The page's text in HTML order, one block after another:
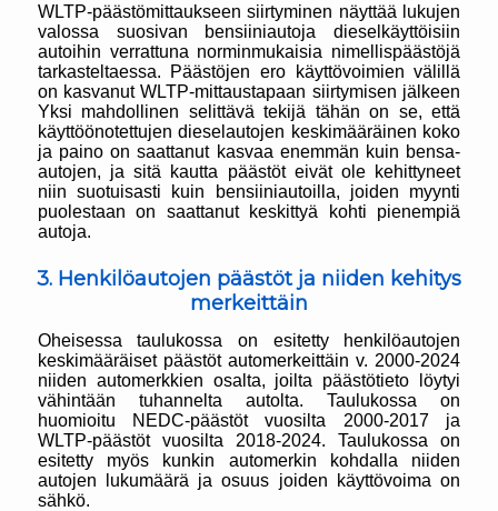
WLTP-päästömittaukseen siirtyminen näyttää lukujen
valossa suosivan bensiiniautoja dieselkäyttöisiin
autoihin verrattuna norminmukaisia nimellispäästöjä
tarkasteltaessa. Päästöjen ero käyttövoimien välillä
on kasvanut WLTP-mittaustapaan siirtymisen jälkeen
Yksi mahdollinen selittävä tekijä tähän on se, että
käyttöönotettujen dieselautojen keskimääräinen koko
ja paino on saattanut kasvaa enemmän kuin bensa-
autojen, ja sitä kautta päästöt eivät ole kehittyneet
niin suotuisasti kuin bensiiniautoilla, joiden myynti
puolestaan on saattanut keskittyä kohti pienempiä
autoja.
3. Henkilöautojen päästöt ja niiden kehitys
merkeittäin
Oheisessa taulukossa on esitetty henkilöautojen
keskimääräiset päästöt automerkeittäin v. 2000-2024
niiden automerkkien osalta, joilta päästötieto löytyi
vähintään tuhannelta autolta. Taulukossa on
huomioitu NEDC-päästöt vuosilta 2000-2017 ja
WLTP-päästöt vuosilta 2018-2024. Taulukossa on
esitetty myös kunkin automerkin kohdalla niiden
autojen lukumäärä ja osuus joiden käyttövoima on
sähkö.